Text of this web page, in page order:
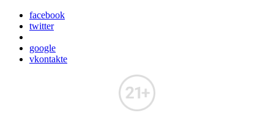
facebook
twitter
google
vkontakte